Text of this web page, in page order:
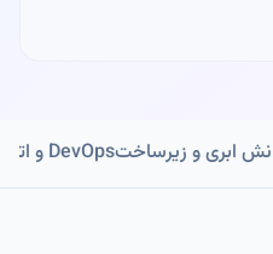
ابری و زیرساختDevOps و اتوماسیون